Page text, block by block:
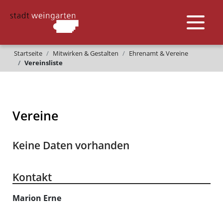
Startseite Mitwirken & Gestalten
Ehrenamt & Vereine
Vereinsliste
Vereine
Keine Daten vorhanden
Kontakt
Marion Erne